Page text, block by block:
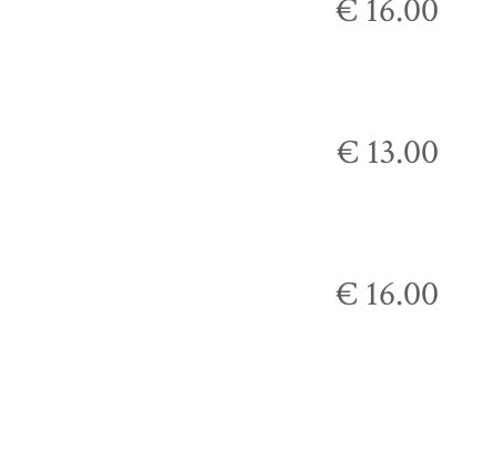
€ 16.00
€ 13.00
€ 16.00